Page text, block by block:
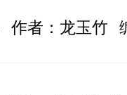
作者：龙玉竹